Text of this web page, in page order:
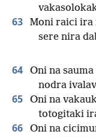
63
Moni raici ira
sere nira
64
Oni na
nodra
65
Oni na
totogitaki
66
Oni na